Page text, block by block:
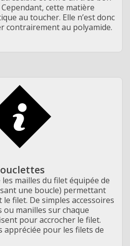
cette matière
au toucher. Elle n’est donc
contrairement au polyamide.
mailles du filet équipée de
une boucle) permettant
le filet. De simples accessoires
ou manilles sur chaque
pour accrocher le filet.
pour les filets de